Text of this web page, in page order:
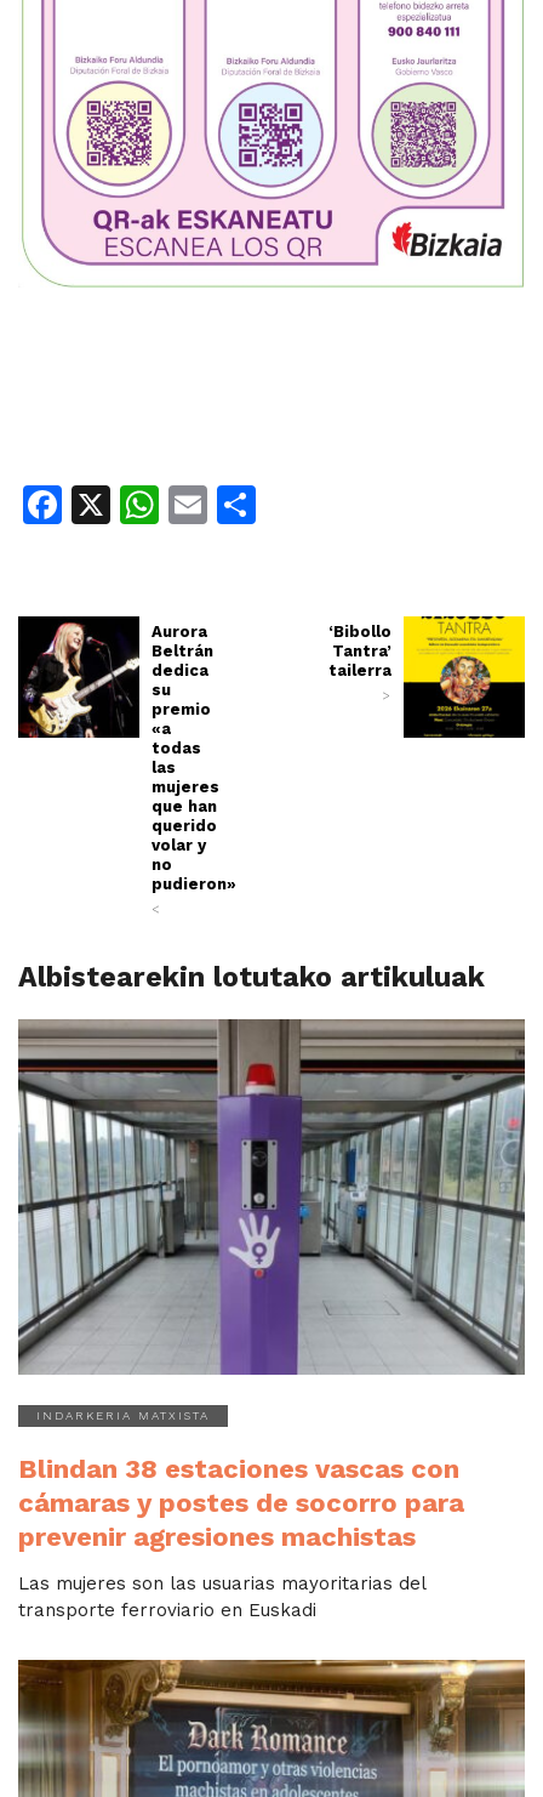
Facebook
X WhatsApp
Email
Aurora
Beltrán
dedica
su
premio
«a
todas
las
mujeres
que han
querido
volar y
no
pudieron»
<
‘Bibollo
Tantra’
tailerra
>
Albistearekin lotutako artikuluak
INDARKERIA MATXISTA
Blindan 38 estaciones vascas con
cámaras y postes de socorro para
prevenir agresiones machistas
Las mujeres son las usuarias mayoritarias del
transporte ferroviario en Euskadi